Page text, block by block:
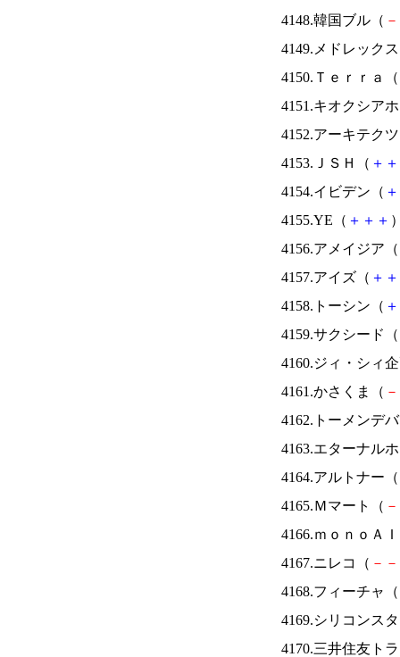
4148.韓国ブル（ －
4149.メドレック
4150.Ｔｅｒｒａ（
4151.キオクシア
4152.アーキテク
4153.ＪＳＨ（ ＋ ＋
4154.イビデン（ ＋
4155.YE（ ＋ ＋ ＋
4156.アメイジア（
4157.アイズ（ ＋ ＋
4158.トーシン（ ＋
4159.サクシード（
4160.ジィ・シィ
4161.かさくま（ －
4162.トーメンデ
4163.エターナル
4164.アルトナー（
4165.Ｍマート（ －
4166.ｍｏｎｏＡ
4167.ニレコ（ － －
4168.フィーチャ（
4169.シリコンス
4170.三井住友ト